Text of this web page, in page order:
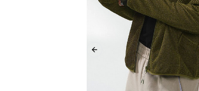
Previous slide